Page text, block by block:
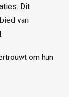
Dit
van
om hun